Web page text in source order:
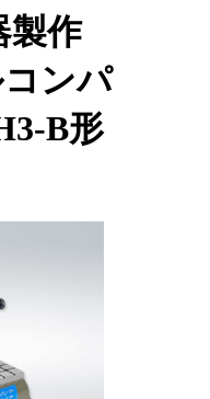
製作
ンパ
B形